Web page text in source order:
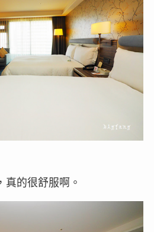
真的很舒服啊。